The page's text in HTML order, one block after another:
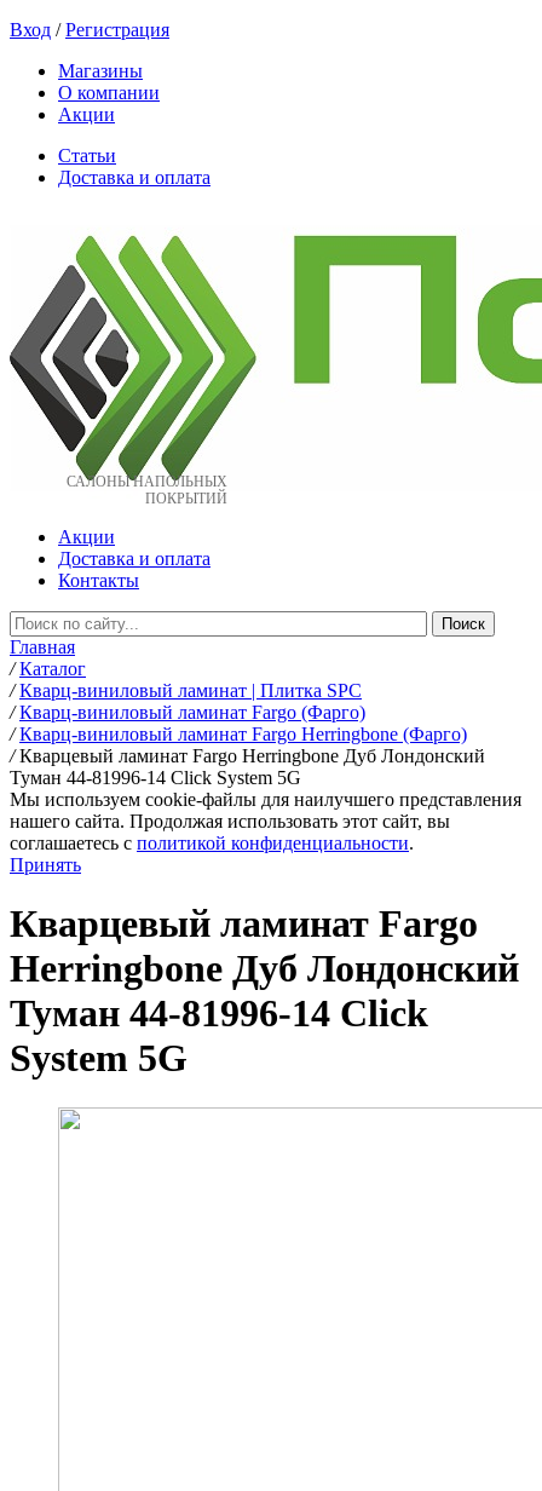
Вход /Регистрация
Магазины
О компании
Акции
Статьи
Доставка и оплата
САЛОНЫ НАПОЛЬНЫХ
ПОКРЫТИЙ
Акции
Доставка и оплата
Контакты
Главная
/ Каталог
/ Кварц-виниловый ламинат | Плитка SPC
/ Кварц-виниловый ламинат Fargo (Фарго)
/ Кварц-виниловый ламинат Fargo Herringbone (Фарго)
/ Кварцевый ламинат Fargo Herringbone Дуб Лондонский
Туман 44-81996-14 Click System 5G
Мы используем cookie-файлы для наилучшего представления
нашего сайта. Продолжая использовать этот сайт, вы
соглашаетесь c политикой конфиденциальности.
Принять
Кварцевый ламинат Fargo
Herringbone Дуб Лондонский
Туман 44-81996-14 Click
System 5G